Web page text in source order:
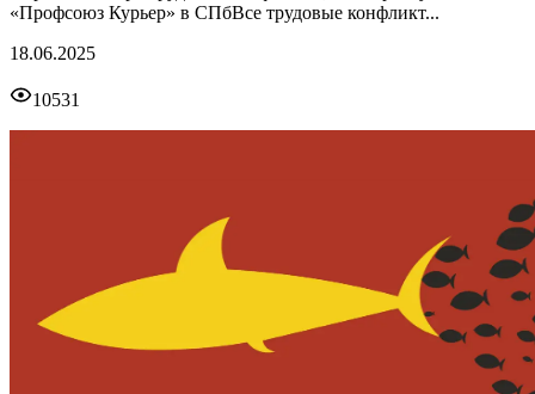
«Профсоюз Курьер» в СПбВсе трудовые конфликт...
18.06.2025
10531